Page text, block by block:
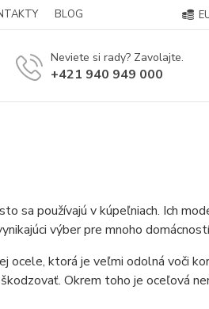
BLOG
Neviete si rady? Zavolajte.
+421 940 949 000
sa používajú v kúpeľniach. Ich
výber pre mnoho
ktorá je veľmi odolná voči
Okrem toho je oceľová